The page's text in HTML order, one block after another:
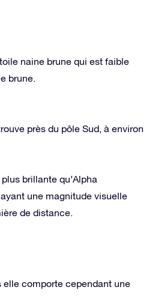
naine brune qui est faible
brune.
près du pôle Sud, à environ
brillante qu’Alpha
une magnitude visuelle
de distance.
elle comporte cependant une